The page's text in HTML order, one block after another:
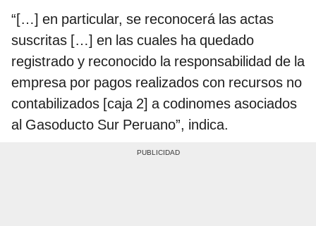
“[…] en particular, se reconocerá las actas
suscritas […] en las cuales ha quedado
registrado y reconocido la responsabilidad de la
empresa por pagos realizados con recursos no
contabilizados [caja 2] a codinomes asociados
al Gasoducto Sur Peruano”, indica.